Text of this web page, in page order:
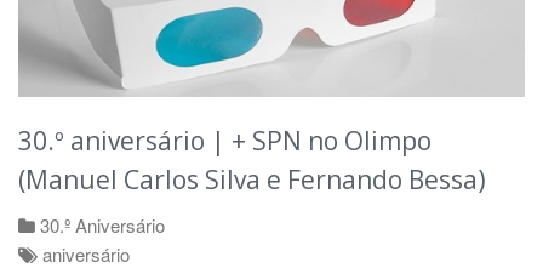
30.º aniversário | + SPN no Olimpo
(Manuel Carlos Silva e Fernando Bessa)
30.º Aniversário
aniversário